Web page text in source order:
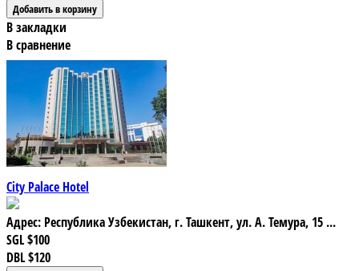
В закладки
В сравнение
City Palace Hotel
Адрес: Республика Узбекистан, г. Ташкент, ул. А. Темура, 15 ...
SGL$100
DBL$120